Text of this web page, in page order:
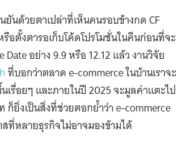
นด้วยตาเปล่าที่เห็นคนรอบข้างกด CF
รือตั้งตารอเก็บโค้ดโปรโมชั่นในคืนก่อนที่จะ
อย่าง 9.9 หรือ 12.12 แล้ว งานวิจัย
ที่บอกว่าตลาด e-commerce ในบ้านเราจะ
เรื่อยๆ และภายในปี 2025 จะมูลค่าแตะไป
ก็ยิ่งเป็นสิ่งที่ช่วยตอกย้ำว่า e-commerce
ที่หลายธุรกิจไม่อาจมองข้ามได้